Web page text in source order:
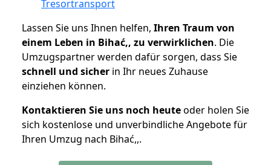
Tresortransport
Lassen Sie uns Ihnen helfen, Ihren Traum von
einem Leben in Bihać,, zu verwirklichen. Die
Umzugspartner werden dafür sorgen, dass Sie
schnell und sicher in Ihr neues Zuhause
einziehen können.
Kontaktieren Sie uns noch heuteoder holen Sie
sich kostenlose und unverbindliche Angebote für
Ihren Umzug nach Bihać,,.